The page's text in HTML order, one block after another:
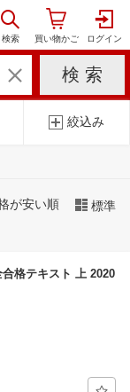
絞込み
が安い順 標準
格テキスト 上 2020